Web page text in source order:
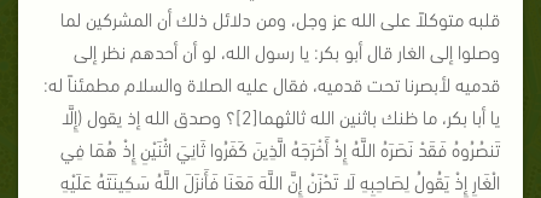
قلبه متوكلاً على الله عز وجل، ومن دلائل ذلك أن المشركين لما
وصلوا إلى الغار قال أبو بكر: يا رسول الله، لو أن أحدهم نظر إلى
قدميه لأبصرنا تحت قدميه، فقال عليه الصلاة والسلام مطمئناً له:
يا أبا بكر، ما ظنك باثنين الله ثالثهما[2]؟ وصدق الله إذ يقول (إِلَّا
تَنصُرُوهُ فَقَدْ نَصَرَهُ اللَّهُ إِذْ أَخْرَجَهُ الَّذِينَ كَفَرُوا ثَانِيَ اثْنَيْنِ إِذْ هُمَا فِي
الْغَارِ إِذْ يَقُولُ لِصَاحِبِهِ لَا تَحْزَنْ إِنَّ اللَّهَ مَعَنَا فَأَنزَلَ اللَّهُ سَكِينَتَهُ عَلَيْهِ